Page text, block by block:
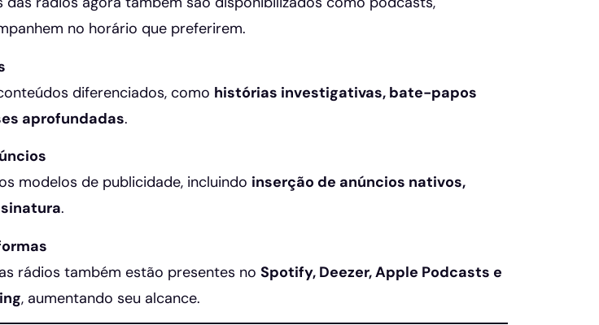
no horário que preferirem.
diferenciados, como histórias investigativas, bate-papos
aprofundadas.
modelos de publicidade, incluindo inserção de anúncios nativos,
.
rádios também estão presentes no Spotify, Deezer, Apple Podcasts e
, aumentando seu alcance.